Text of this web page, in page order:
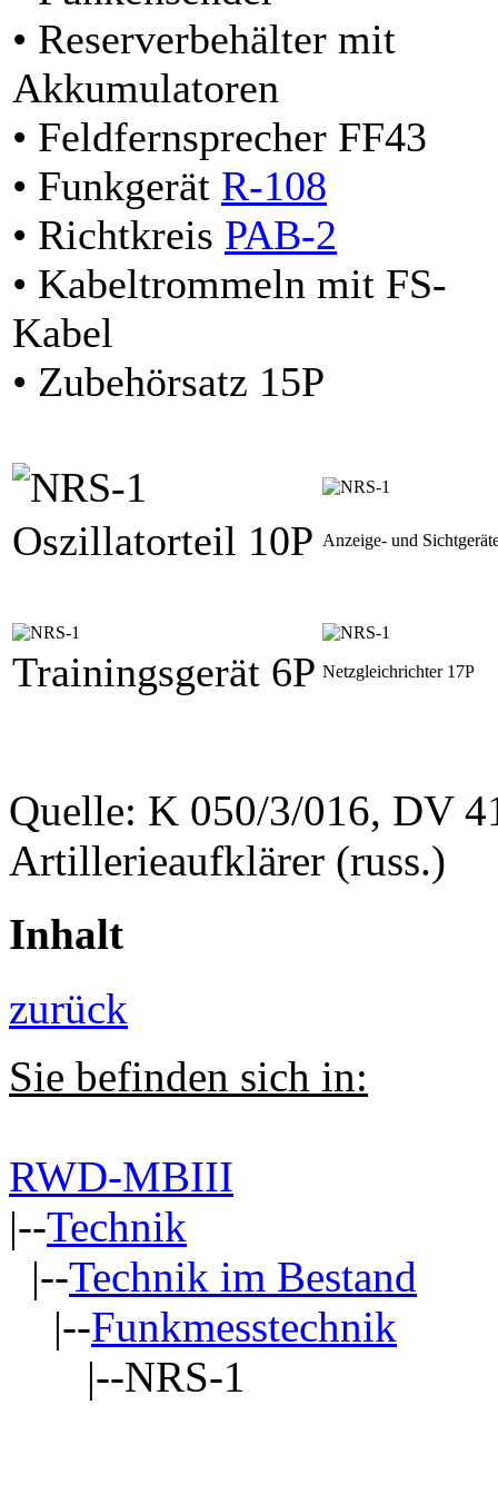
• Reserverbehälter mit
Akkumulatoren
• Feldfernsprecher FF43
• Funkgerät R-108
• Richtkreis PAB-2
• Kabeltrommeln mit FS-
Kabel
• Zubehörsatz 15P
Oszillatorteil 10P Anzeige- und
Trainingsgerät 6P Netzgleichrichter 17P
Quelle: K 050/3/016, DV
Artillerieaufklärer (russ.)
Inhalt
zurück
Sie befinden sich in:
RWD-MBIII
|--Technik
|--Technik im Bestand
|--Funkmesstechnik
|--NRS-1